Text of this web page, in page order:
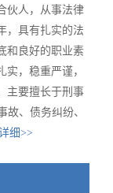
伙人，从事法律
，具有扎实的法
和良好的职业素
实，稳重严谨，
主要擅长于刑事
故、债务纠纷、
细>>